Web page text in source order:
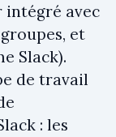
intégré avec
et
Slack).
de travail
: les